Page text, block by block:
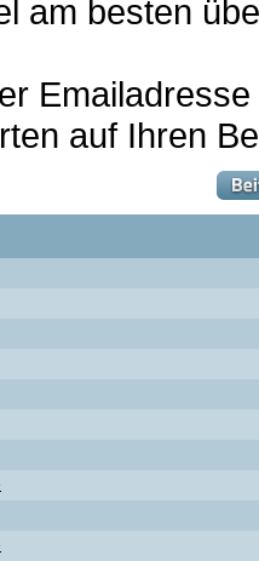
am besten
auf Ihren